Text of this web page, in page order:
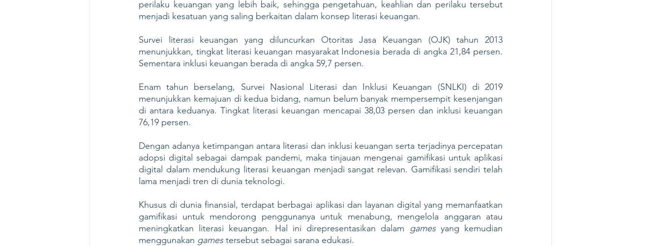
perilaku keuangan yang lebih baik, sehingga pengetahuan, keahlian dan perilaku tersebut
menjadi kesatuan yang saling berkaitan dalam konsep literasi keuangan.
Survei literasi keuangan yang diluncurkan Otoritas Jasa Keuangan (OJK) tahun 2013
menunjukkan, tingkat literasi keuangan masyarakat Indonesia berada di angka 21,84 persen.
Sementara inklusi keuangan berada di angka 59,7 persen.
Enam tahun berselang, Survei Nasional Literasi dan Inklusi Keuangan (SNLKI) di 2019
menunjukkan kemajuan di kedua bidang, namun belum banyak mempersempit kesenjangan
di antara keduanya. Tingkat literasi keuangan mencapai 38,03 persen dan inklusi keuangan
76,19 persen.
Dengan adanya ketimpangan antara literasi dan inklusi keuangan serta terjadinya percepatan
adopsi digital sebagai dampak pandemi, maka tinjauan mengenai gamifikasi untuk aplikasi
digital dalam mendukung literasi keuangan menjadi sangat relevan. Gamifikasi sendiri telah
lama menjadi tren di dunia teknologi.
Khusus di dunia finansial, terdapat berbagai aplikasi dan layanan digital yang memanfaatkan
gamifikasi untuk mendorong penggunanya untuk menabung, mengelola anggaran atau
meningkatkan literasi keuangan. Hal ini direpresentasikan dalam
games yang kemudian
menggunakan games tersebut sebagai sarana edukasi.